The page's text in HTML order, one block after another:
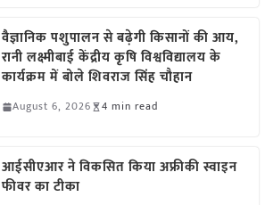
वैज्ञानिक पशुपालन से बढ़ेगी किसानों की आय,
रानी लक्ष्मीबाई केंद्रीय कृषि विश्वविद्यालय के
कार्यक्रम में बोले शिवराज सिंह चौहान
August 6, 2026 4 min read
आईसीएआर ने विकसित किया अफ्रीकी स्वाइन
फीवर का टीका